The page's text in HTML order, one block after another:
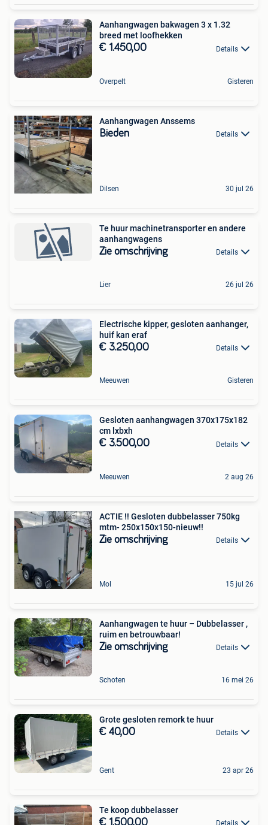
Aanhangwagen bakwagen 3 x 1.32
breed met loofhekken
€ 1.450,00 Details
Overpelt Gisteren
Aanhangwagen Anssems
Bieden Details
Dilsen 30 jul 26
Te huur machinetransporter en andere
aanhangwagens
Zie omschrijving Details
Lier 26 jul 26
Electrische kipper, gesloten aanhanger,
huif kan eraf
€ 3.250,00 Details
Meeuwen Gisteren
Gesloten aanhangwagen 370x175x182
cm lxbxh
€ 3.500,00 Details
Meeuwen 2 aug 26
ACTIE !! Gesloten dubbelasser 750kg
mtm- 250x150x150-nieuw!!
Zie omschrijving Details
Mol 15 jul 26
Aanhangwagen te huur – Dubbelasser ,
ruim en betrouwbaar!
Zie omschrijving Details
Schoten 16 mei 26
Grote gesloten remork te huur
€ 40,00 Details
Gent 23 apr 26
Te koop dubbelasser
€ 1.500,00 Details